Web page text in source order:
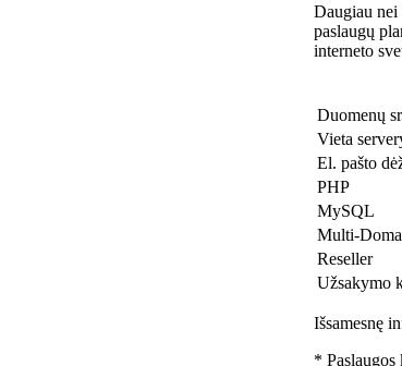
Daugiau nei
paslaugų
interneto
Duomenų
Vieta
El. pašto
PHP
MySQL
Multi-
Reseller
Užsakymo
Išsamesnę
*